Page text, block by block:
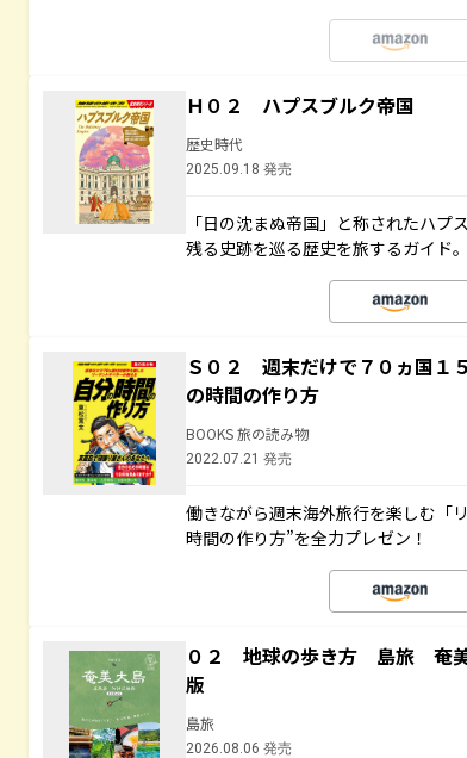
Ｈ０２ ハプスブルク帝国
歴史時代
2025.09.18 発売
「日の沈まぬ帝国」と称されたハ
残る史跡を巡る歴史を旅するガイド。
Ｓ０２ 週末だけで７０ヵ国１
の時間の作り方
BOOKS 旅の読み物
2022.07.21 発売
働きながら週末海外旅行を楽しむ「
時間の作り方”を全力プレゼン！
０２ 地球の歩き方 島旅 奄
版
島旅
2026.08.06 発売